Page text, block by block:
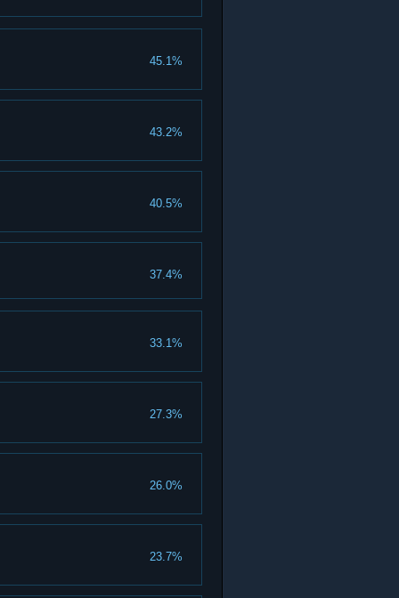
45.1%
43.2%
40.5%
37.4%
33.1%
27.3%
26.0%
23.7%